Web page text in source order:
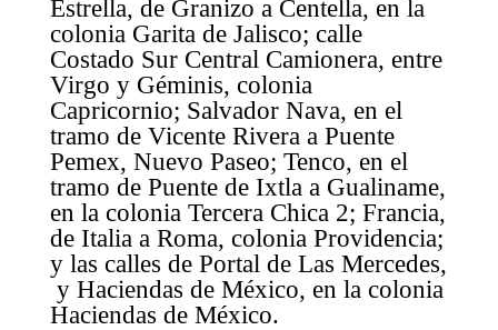
Estrella, de Granizo a Centella, en la
colonia Garita de Jalisco; calle
Costado Sur Central Camionera, entre
Virgo y Géminis, colonia
Capricornio; Salvador Nava, en el
tramo de Vicente Rivera a Puente
Pemex, Nuevo Paseo; Tenco, en el
tramo de Puente de Ixtla a Gualiname,
en la colonia Tercera Chica 2; Francia,
de Italia a Roma, colonia Providencia;
y las calles de Portal de Las Mercedes,
y Haciendas de México, en la colonia
Haciendas de México.